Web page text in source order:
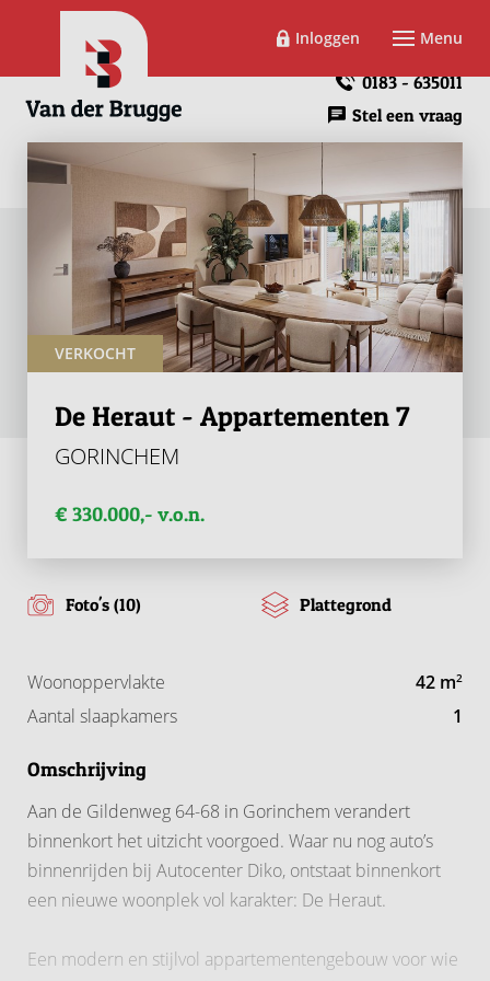
Inloggen Menu
0183 - 635011
Stel een vraag
VERKOCHT
De Heraut - Appartementen 7
GORINCHEM
€ 330.000,- v.o.n.
Foto's (10) Plattegrond
Woonoppervlakte 42 m2
Aantal slaapkamers 1
Omschrijving
Aan de Gildenweg 64-68 in Gorinchem verandert
binnenkort het uitzicht voorgoed. Waar nu nog auto’s
binnenrijden bij Autocenter Diko, ontstaat binnenkort
een nieuwe woonplek vol karakter: De Heraut.
Een modern en stijlvol appartementengebouw voor wie